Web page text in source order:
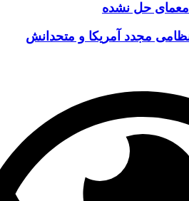
حل نشده
مجدد آمریکا و متحدانش